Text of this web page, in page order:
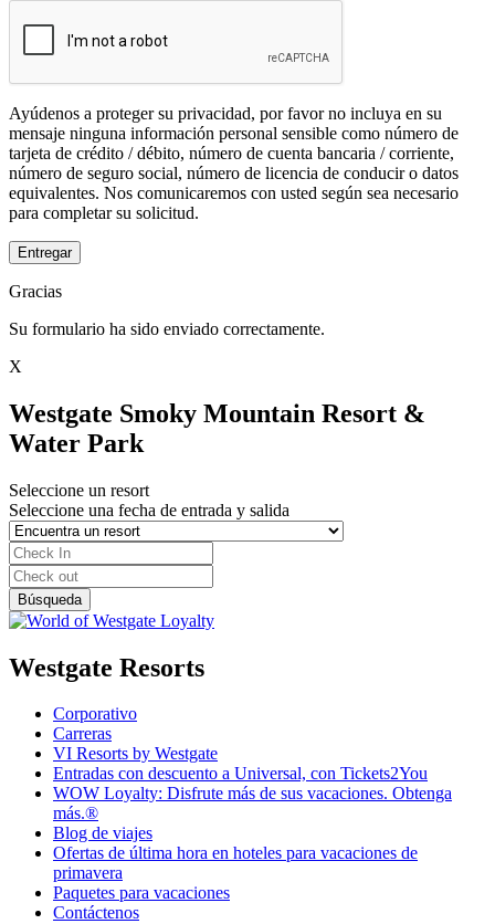
Ayúdenos a proteger su privacidad, por favor no incluya en su
mensaje ninguna información personal sensible como número de
tarjeta de crédito / débito, número de cuenta bancaria / corriente,
número de seguro social, número de licencia de conducir o datos
equivalentes. Nos comunicaremos con usted según sea necesario
para completar su solicitud.
Entregar
Gracias
Su formulario ha sido enviado correctamente.
X
Westgate Smoky Mountain Resort &
Water Park
Seleccione un resort
Seleccione una fecha de entrada y salida
Westgate Resorts
Corporativo
Carreras
VI Resorts by Westgate
Entradas con descuento a Universal, con Tickets2You
WOW Loyalty: Disfrute más de sus vacaciones. Obtenga
más.®
Blog de viajes
Ofertas de última hora en hoteles para vacaciones de
primavera
Paquetes para vacaciones
Contáctenos